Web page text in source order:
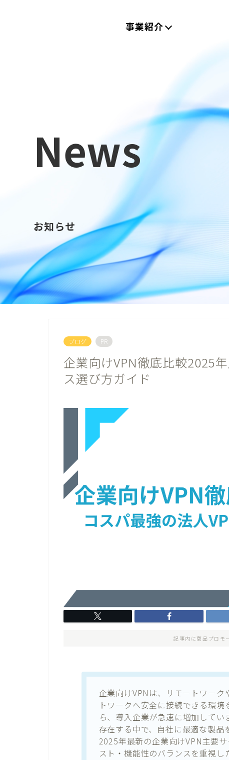
事業紹介
News
お知らせ
ブログ PR
企業向けVPN徹底比較2025
ス選び方ガイド
記事内に商品プロモ
企業向けVPNは、リモートワー
トワークへ安全に接続できる環
ら、導入企業が急速に増加して
存在する中で、自社に最適な製品
2025年最新の企業向けVPN主要
スト・機能性のバランスを重視し